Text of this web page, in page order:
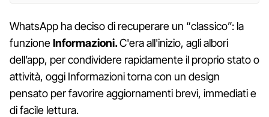
WhatsApp ha deciso di recuperare un “classico”: la
funzioneInformazioni.C'era all'inizio, agli albori
dell’app, per condividere rapidamente il proprio stato o
attività, oggi Informazioni torna con un design
pensato per favorire aggiornamenti brevi, immediati e
di facile lettura.